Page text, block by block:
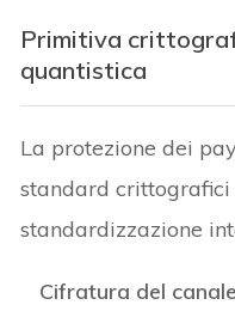
Primitiva
quantistica
La protezione dei
standard
standardizzazione
Cifratura del